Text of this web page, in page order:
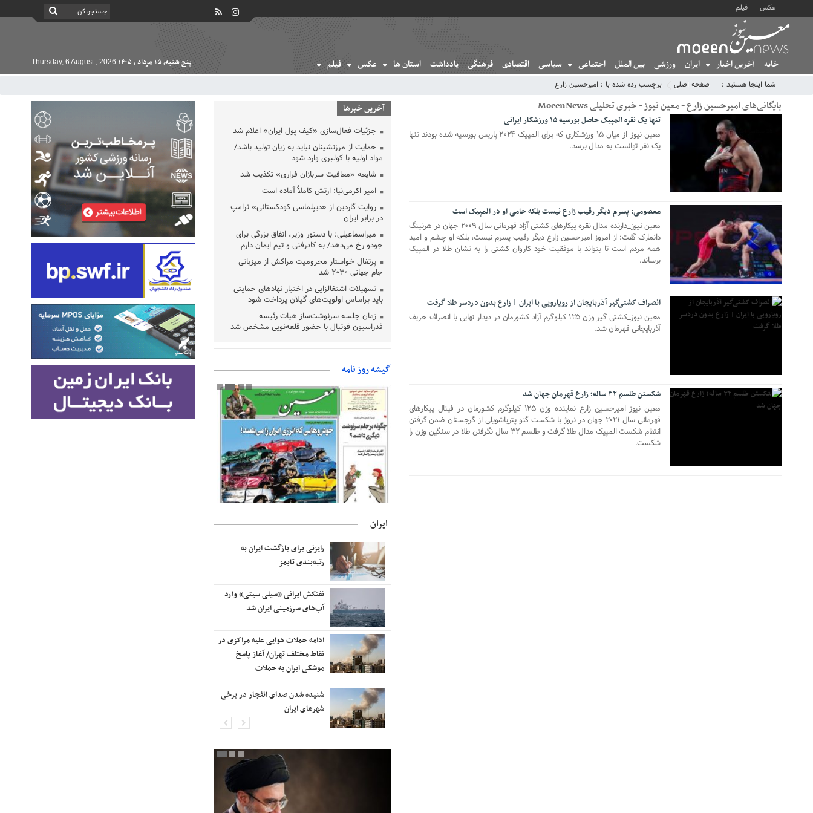
عکس فیلم
خانه آخرین اخبار ایران ورزشی بین الملل اجتماعی سیاسی اقتصادی فرهنگی یادداشت استان ها عکس فیلم پنج شنبه, ۱۵ مرداد , ۱۴۰۵ Thursday, 6 August , 2026
شما اینجا هستید : صفحه اصلی برچسب زده شده با : امیرحسین زارع
بایگانی‌های امیرحسین زارع - معین نیوز - خبری تحلیلی MoeenNews
تنها یک نقره المپیک حاصل بورسیه ۱۵ ورزشکار ایرانی
معین نیوز_از میان ۱۵ ورزشکاری که برای المپیک ۲۰۲۴ پاریس بورسیه شده بودند تنها
یک نفر توانست به مدال برسد.
معصومی: پسرم دیگر رقیب زارع نیست بلکه حامی او در المپیک است
معین نیوز_دارنده مدال نقره پیکارهای کشتی آزاد قهرمانی سال ۲۰۰۹ جهان در هرنینگ
دانمارک گفت: از امروز امیرحسین زارع دیگر رقیب پسرم نیست، بلکه او چشم و امید
همه مردم است تا بتواند با موفقیت خود کاروان کشتی را به نشان طلا در المپیک
برساند.
05 فوریه 2023
انصراف کشتی‌گیر آذربایجان از رویارویی با ایران | زارع بدون دردسر طلا گرفت
معین نیوز_کشتی گیر وزن ۱۲۵ کیلوگرم آزاد کشورمان در دیدار نهایی با انصراف حریف
آذربایجانی قهرمان شد.
شکستن طلسم ۳۲ ساله؛ زارع قهرمان جهان شد
معین نیوز_امیرحسین زارع نماینده وزن ۱۲۵ کیلوگرم کشورمان در فینال پیکارهای
قهرمانی سال ۲۰۲۱ جهان در نروژ با شکست گنو پتریاشویلی از گرجستان ضمن گرفتن
انتقام شکست المپیک مدال طلا گرفت و طلسم ۳۲ سال نگرفتن طلا در سنگین وزن را
شکست.
آخرین خبرها
جزئیات فعال‌سازی «کیف پول ایران» اعلام شد
حمایت از مرزنشینان نباید به زیان تولید باشد/
مواد اولیه با کولبری وارد شود
شایعه «معافیت سربازان فراری» تکذیب شد
امیر اکرمی‌نیا: ارتش کاملاً آماده است
روایت گاردین از «دیپلماسی کودکستانی» ترامپ
در برابر ایران
میراسماعیلی: با دستور وزیر، اتفاق بزرگی برای
جودو رخ می‌دهد/ به کادرفنی و تیم ایمان دارم
پرتغال خواستار محرومیت مراکش از میزبانی
جام جهانی ۲۰۳۰ شد
تسهیلات اشتغالزایی در اختیار نهادهای حمایتی
باید براساس اولویت‌های گیلان پرداخت شود
زمان جلسه سرنوشت‌ساز هیات رئیسه
فدراسیون فوتبال با حضور قلعه‌نویی مشخص شد
بقائی: فضای مذاکرات فنی و سیاسی ایران و
رئیس سازمان جهاد کشاورزی استان: کشاورزان
گیلان نسبت به دریافت یارانه کود اقدام کنند
پایان شهریورماه
پایان صف تمدید مجوز خودروهای پلاک منطقه
آزاد انزلی
صنایع گیلان برای زمستان سوخت دوم تأمین
کنند
گیشه روز نامه
ایران
رایزنی برای بازگشت ایران به
رتبه‌بندی تایمز
نفتکش ایرانی «سیلی سیتی» وارد
آب‌های سرزمینی ایران شد
ادامه حملات هوایی علیه مراکزی در
نقاط مختلف تهران/ آغاز پاسخ
موشکی ایران به حملات
شنیده شدن صدای انفجار در برخی
شهرهای ایران
 